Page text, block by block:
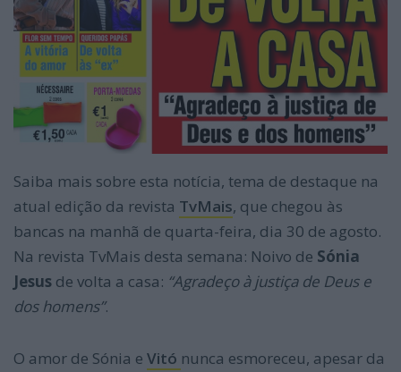
Saiba mais sobre esta notícia, tema de destaque na
atual edição da revista TvMais, que chegou às
bancas na manhã de quarta-feira, dia 30 de agosto.
Na revista TvMais desta semana: Noivo de Sónia
Jesus de volta a casa: “Agradeço à justiça de Deus e
dos homens”.
O amor de Sónia e Vitó nunca esmoreceu, apesar da